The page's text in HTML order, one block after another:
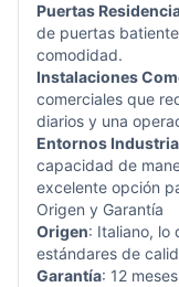
Puertas
de puertas
comodidad.
Instalaciones
comerciales que
diarios y una
Entornos
capacidad de
excelente opción
Origen y Garantía
Origen: Italiano, lo
estándares de
Garantía: 12